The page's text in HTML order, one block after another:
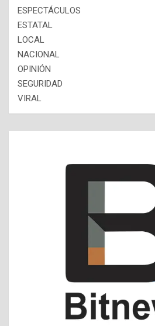
ESPECTÁCULOS
ESTATAL
LOCAL
NACIONAL
OPINIÓN
SEGURIDAD
VIRAL